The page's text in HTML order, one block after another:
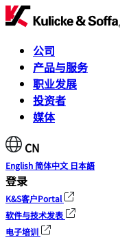
公司
产品与服务
职业发展
投资者
媒体
CN
English简体中文 日本語
登录
K&S客户Portal
软件与技术发表
电子培训